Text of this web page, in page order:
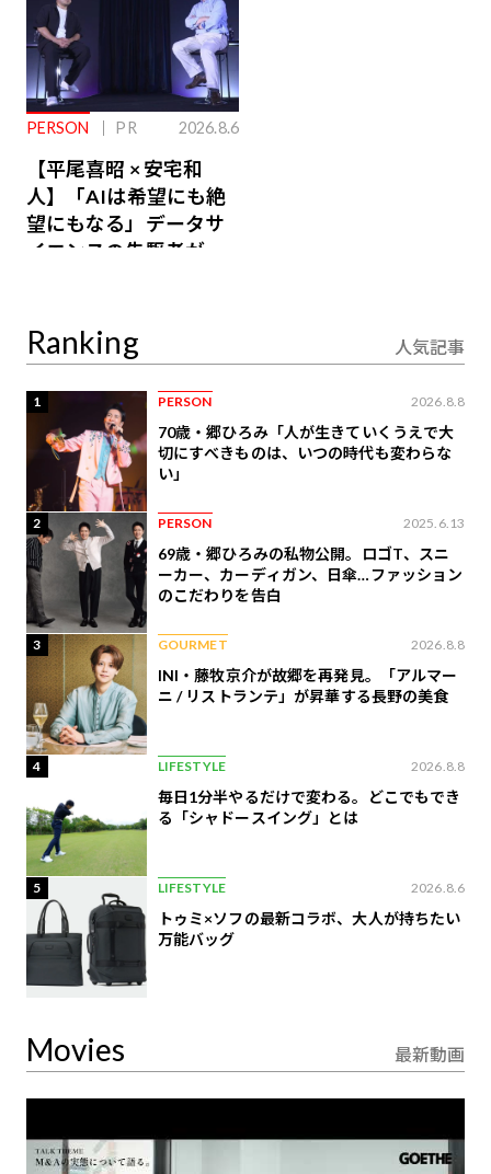
PERSON PR 2026.8.6
【平尾喜昭 × 安宅和
人】「AIは希望にも絶
望にもなる」データサ
イエンスの先駆者が語
Ranking 人気記事
1 PERSON 2026.8.8
70歳・郷ひろみ「人が生きていくうえで大
切にすべきものは、いつの時代も変わらな
い」
2 PERSON 2025.6.13
69歳・郷ひろみの私物公開。ロゴT、スニ
ーカー、カーディガン、日傘…ファッション
のこだわりを告白
3 GOURMET 2026.8.8
INI・藤牧京介が故郷を再発見。「アルマー
ニ / リストランテ」が昇華する長野の美食
4 LIFESTYLE 2026.8.8
毎日1分半やるだけで変わる。どこでもでき
る「シャドースイング」とは
5 LIFESTYLE 2026.8.6
トゥミ×ソフの最新コラボ、大人が持ちたい
万能バッグ
Movies 最新動画